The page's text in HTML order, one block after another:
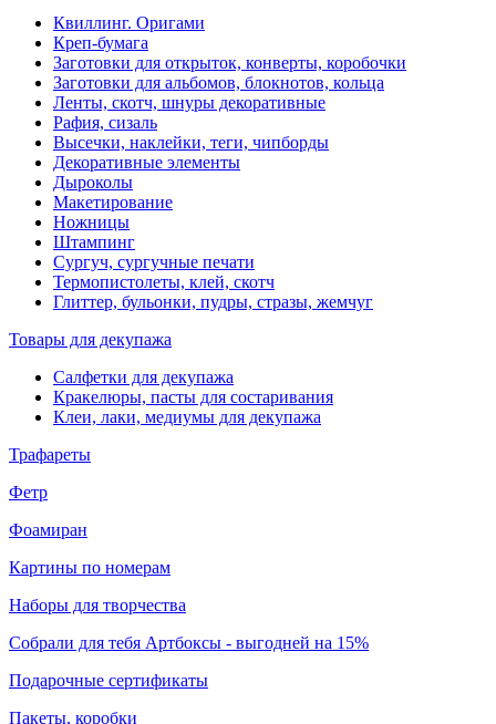
Квиллинг. Оригами
Креп-бумага
Заготовки для открыток, конверты, коробочки
Заготовки для альбомов, блокнотов, кольца
Ленты, скотч, шнуры декоративные
Рафия, сизаль
Высечки, наклейки, теги, чипборды
Декоративные элементы
Дыроколы
Макетирование
Ножницы
Штампинг
Сургуч, сургучные печати
Термопистолеты, клей, скотч
Глиттер, бульонки, пудры, стразы, жемчуг
Товары для декупажа
Салфетки для декупажа
Кракелюры, пасты для состаривания
Клеи, лаки, медиумы для декупажа
Трафареты
Фетр
Фоамиран
Картины по номерам
Наборы для творчества
Собрали для тебя Артбоксы - выгодней на 15%
Подарочные сертификаты
Пакеты, коробки